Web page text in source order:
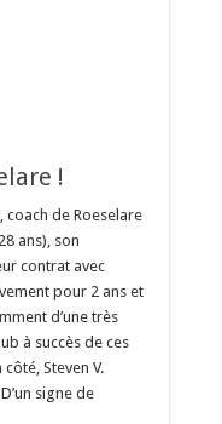
!
coach de Roeselare
ans), son
contrat avec
pour 2 ans et
d’une très
à succès de ces
Steven V.
signe de